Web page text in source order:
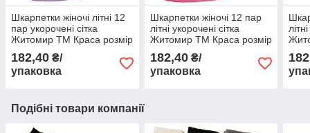
Шкарпетки жіночі літні 12
пар укорочені сітка
Житомир ТМ Краса розмір
182,40 ₴/
упаковка
Шкарпетки жіночі 12 пар
літні укорочені сітка
Житомир ТМ Краса розмір
182,40₴/
упаковка
Подібні товари компанії